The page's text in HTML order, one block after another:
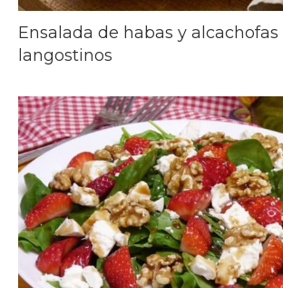
Ensalada de habas y alcachofas
langostinos